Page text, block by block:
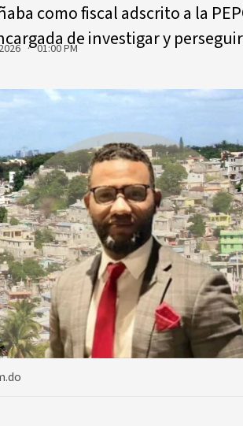
como fiscal adscrito a la
de investigar y
· 01:00 PM